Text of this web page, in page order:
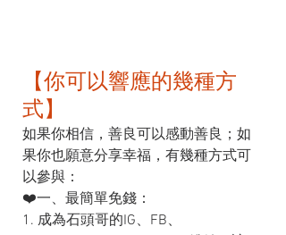
【你可以響應的幾種方
式】
如果你相信，善良可以感動善良；如
果你也願意分享幸福，有幾種方式可
以參與：
❤️一、最簡單免錢：
1. 成為石頭哥的IG、FB、